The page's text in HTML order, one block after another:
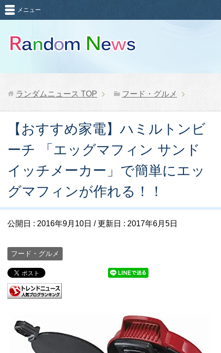
メニュー
ランダムニュース TOP フード・グルメ
【おすすめ家電】ハミルトンビ
ーチ 「エッグマフィン サンド
イッチメーカー」で簡単にエッ
グマフィンが作れる！！
公開日 : 2016年9月10日 / 更新日 : 2017年6月5日
フード・グルメ